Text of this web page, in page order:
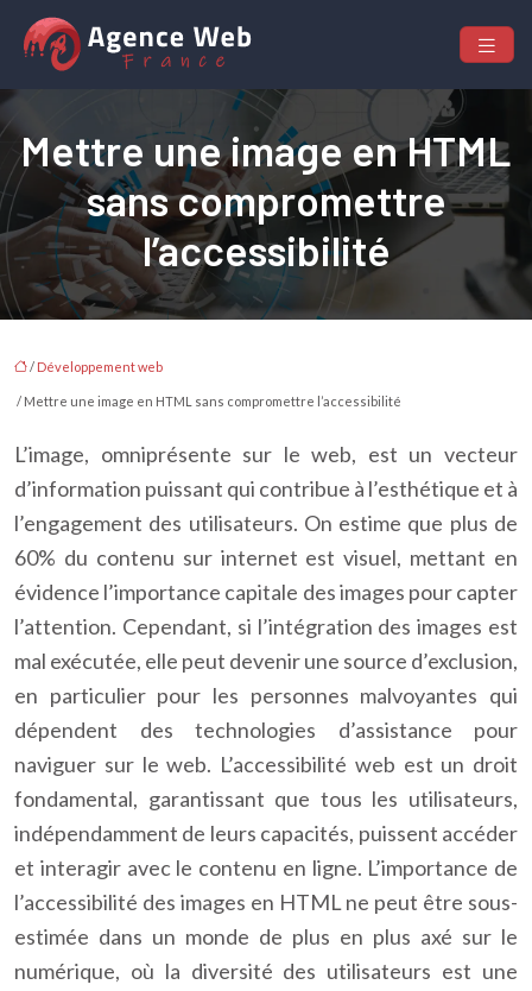
Mettre une image en HTML
sans compromettre
l’accessibilité
/ Développement web
/ Mettre une image en HTML sans compromettre l’accessibilité
L’image, omniprésente sur le web, est un vecteur
d’information puissant qui contribue à l’esthétique et à
l’engagement des utilisateurs. On estime que plus de
60% du contenu sur internet est visuel, mettant en
évidence l’importance capitale des images pour capter
l’attention. Cependant, si l’intégration des images est
mal exécutée, elle peut devenir une source d’exclusion,
en particulier pour les personnes malvoyantes qui
dépendent des technologies d’assistance pour
naviguer sur le web. L’accessibilité web est un droit
fondamental, garantissant que tous les utilisateurs,
indépendamment de leurs capacités, puissent accéder
et interagir avec le contenu en ligne. L’importance de
l’accessibilité des images en HTML ne peut être sous-
estimée dans un monde de plus en plus axé sur le
numérique, où la diversité des utilisateurs est une